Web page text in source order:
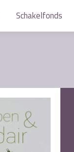
Schakelfonds
Schakelfonds